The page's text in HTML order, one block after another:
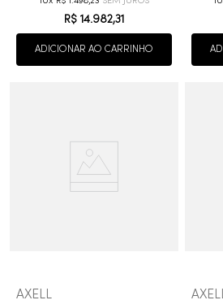
R$ 14.982,31
ADICIONAR AO CARRINHO
AXELL